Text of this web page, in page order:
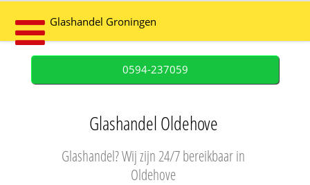
Glashandel Groningen
0594-237059
Glashandel Oldehove
Glashandel? Wij zijn 24/7 bereikbaar in
Oldehove